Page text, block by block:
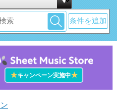
条件を追加
★キャンペーン実施中★